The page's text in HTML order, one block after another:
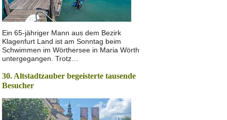
Ein 65-jähriger Mann aus dem Bezirk
Klagenfurt Land ist am Sonntag beim
Schwimmen im Wörthersee in Maria Wörth
untergegangen. Trotz…
30. Altstadtzauber begeisterte tausende
Besucher